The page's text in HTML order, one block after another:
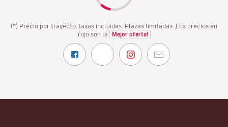
(*) Precio por trayecto, tasas incluidas. Plazas limitadas. Los precios en
rojo son la
Mejor oferta!